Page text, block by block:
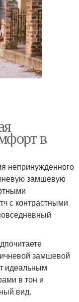
в
непринужденного
замшевую
с контрастными
замшевой
идеальным
в тон и
вид.